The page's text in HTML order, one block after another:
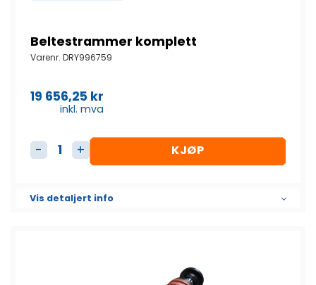
Beltestrammer komplett
Varenr. DRY996759
19 656,25 kr
inkl. mva
Beltestrammer komplett antall
KJØP
Vis detaljert info